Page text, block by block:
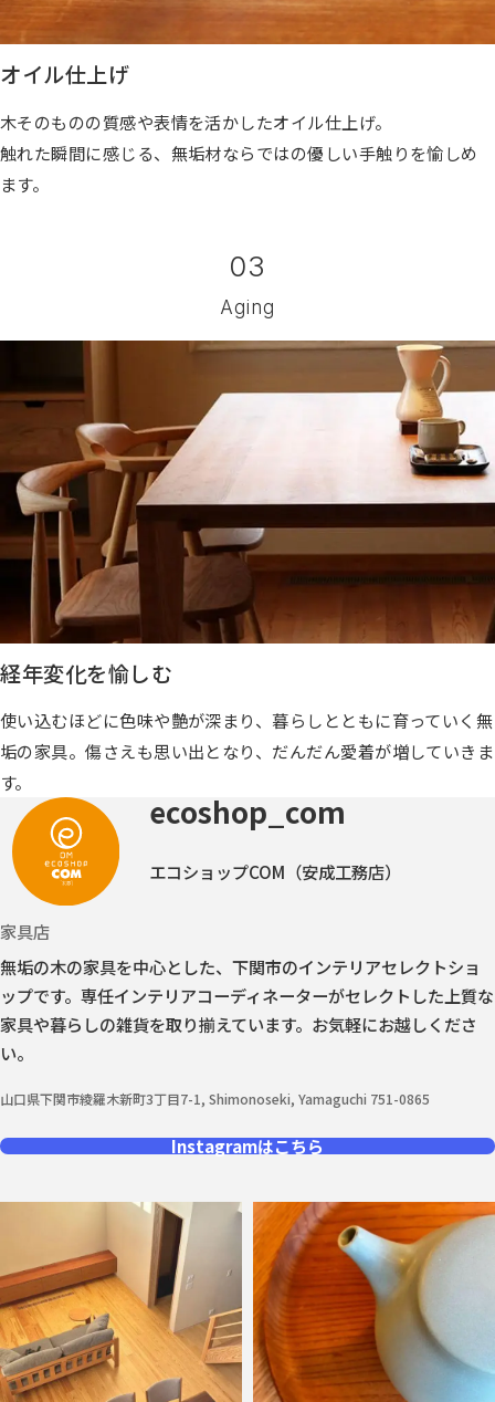
オイル仕上げ
木そのものの質感や表情を活かしたオイル仕上げ。
触れた瞬間に感じる、無垢材ならではの優しい手触りを愉しめ
ます。
03
Aging
経年変化を愉しむ
使い込むほどに色味や艶が深まり、暮らしとともに育っていく無
垢の家具。傷さえも思い出となり、だんだん愛着が増していきま
す。
ecoshop_com
エコショップCOM（安成工務店）
家具店
無垢の木の家具を中心とした、下関市のインテリアセレクトショ
ップです。 専任インテリアコーディネーターがセレクトした上質な
家具や暮らしの雑貨を取り揃えています。お気軽にお越しくださ
い。
山口県下関市綾羅木新町3丁目7-1, Shimonoseki, Yamaguchi 751-0865
Instagramはこちら